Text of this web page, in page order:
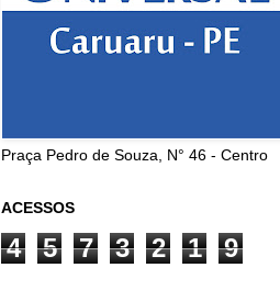
Praça Pedro de Souza, N° 46 - Centro
ACESSOS
4 5 7 3 2 1 9